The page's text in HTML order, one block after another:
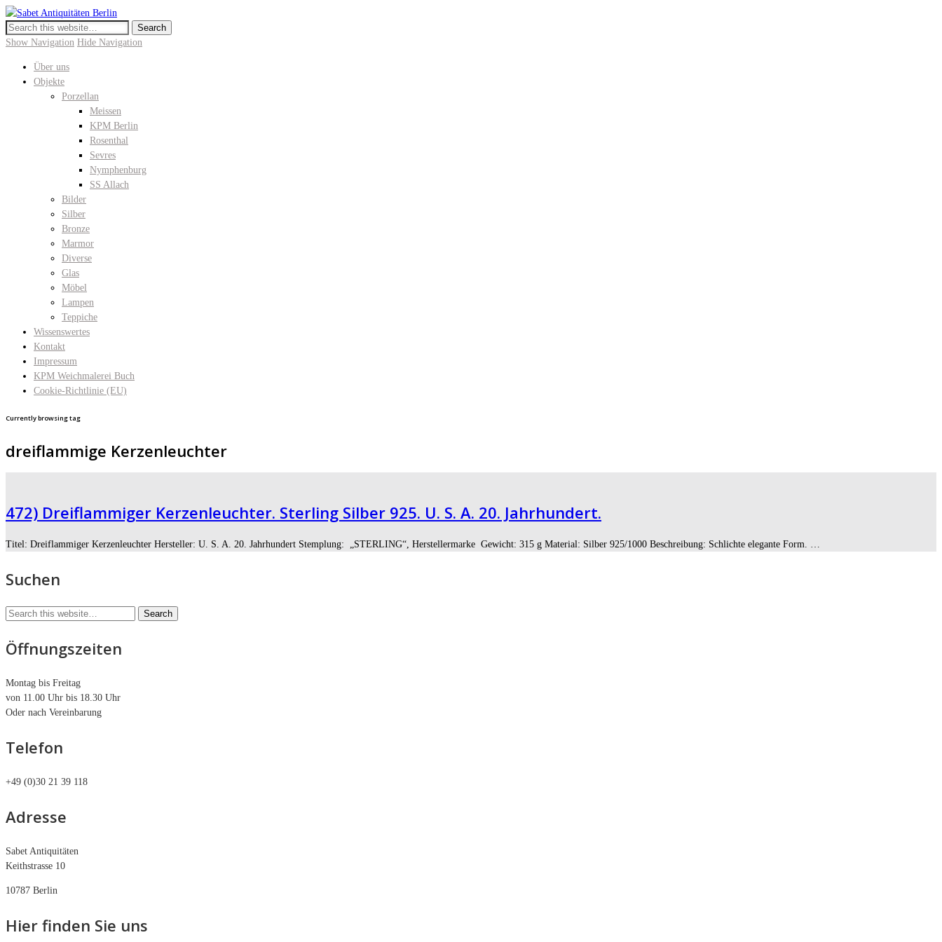
Meissen, KPM Porzellan, Perser- und Chinateppiche I Hochwertige Antiquitäten in der Keitstrasse 10
Show Navigation Hide Navigation
Über uns
Objekte
Porzellan
Meissen
KPM Berlin
Rosenthal
Sevres
Nymphenburg
SS Allach
Bilder
Silber
Bronze
Marmor
Diverse
Glas
Möbel
Lampen
Teppiche
Wissenswertes
Kontakt
Impressum
KPM Weichmalerei Buch
Cookie-Richtlinie (EU)
Currently browsing tag
dreiflammige Kerzenleuchter
472) Dreiflammiger Kerzenleuchter. Sterling Silber 925. U. S. A. 20. Jahrhundert.
Titel: Dreiflammiger Kerzenleuchter Hersteller: U. S. A. 20. Jahrhundert Stemplung: „STERLING“, Herstellermarke Gewicht: 315 g Material: Silber 925/1000 Beschreibung: Schlichte elegante Form. …
Suchen
Öffnungszeiten
Montag bis Freitag
von 11.00 Uhr bis 18.30 Uhr
Oder nach Vereinbarung
Telefon
+49 (0)30 21 39 118
Adresse
Sabet Antiquitäten
Keithstrasse 10
10787 Berlin
Hier finden Sie uns